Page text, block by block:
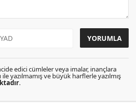
edici cümleler veya imalar, inançlara
ile yazılmamış ve büyük harflerle yazılmış
.